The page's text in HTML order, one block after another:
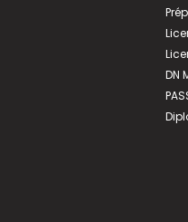
DN